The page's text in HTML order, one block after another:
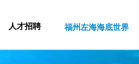
人才招聘 福州左海海底世界